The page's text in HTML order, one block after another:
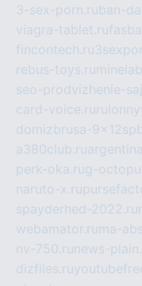
3-sex-porn.ruban-
viagra-tablet.ru
fincontech.ru
rebus-toys.ru
seo-prodvizhenie-
card-voice.ru
domizbrusa-
a380club.ru
perk-oka.rug-
naruto-x.ru
spayderhed-2022.ru
webamator.ru ma-
nv-750.ru news-
dizfiles.ru